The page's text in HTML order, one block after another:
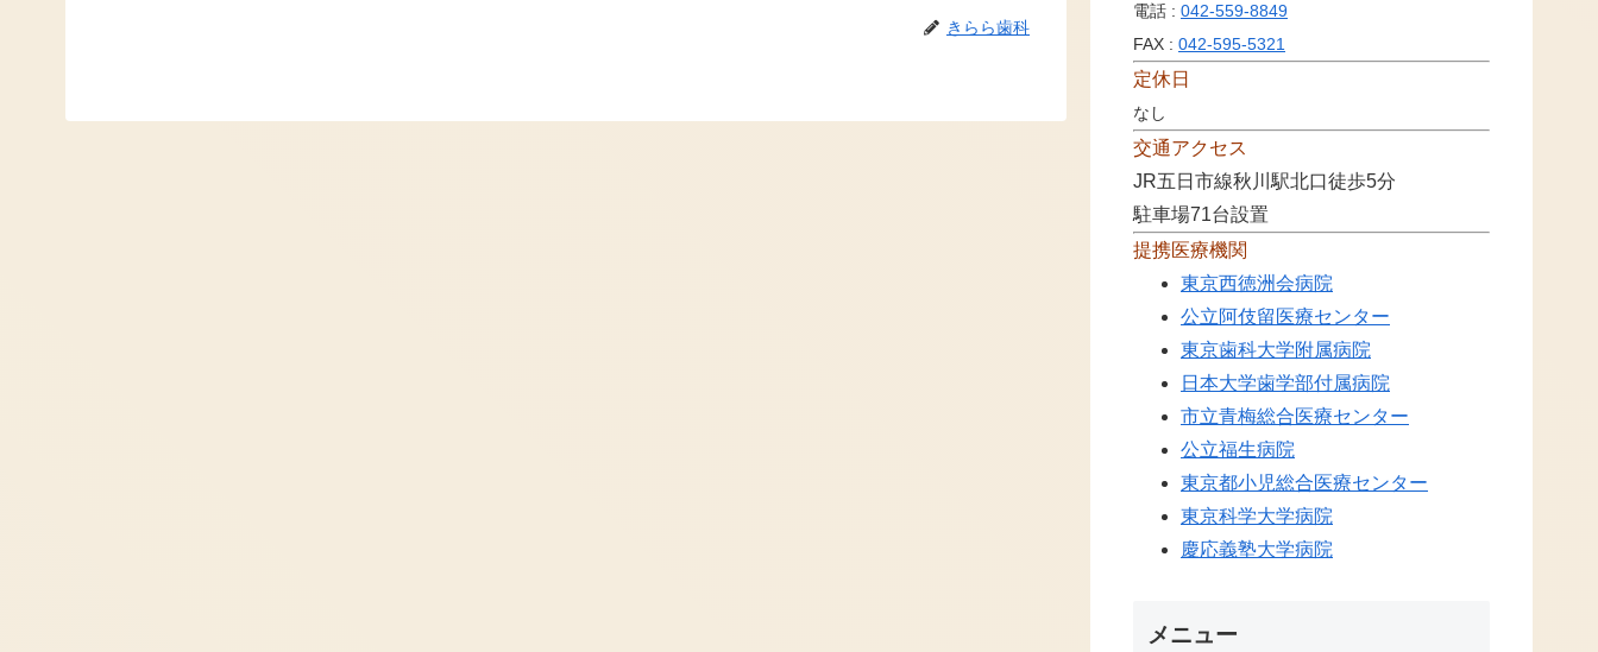
きらら歯科
電話 : 042-559-8849
FAX : 042-595-5321
定休日
なし
交通アクセス
JR五日市線秋川駅北口徒歩5分
駐車場71台設置
提携医療機関
東京西徳洲会病院
公立阿伎留医療センター
東京歯科大学附属病院
日本大学歯学部付属病院
市立青梅総合医療センター
公立福生病院
東京都小児総合医療センター
東京科学大学病院
慶応義塾大学病院
メニュー